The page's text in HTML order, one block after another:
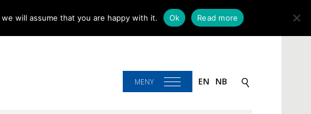
MENY EN NB
will assume that you are happy with it. Ok Read more